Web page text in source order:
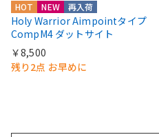
HOT NEW 再入荷
Holy Warrior Aimpointタイプ
CompM4 ダットサイト
￥8,500
残り2点 お早めに